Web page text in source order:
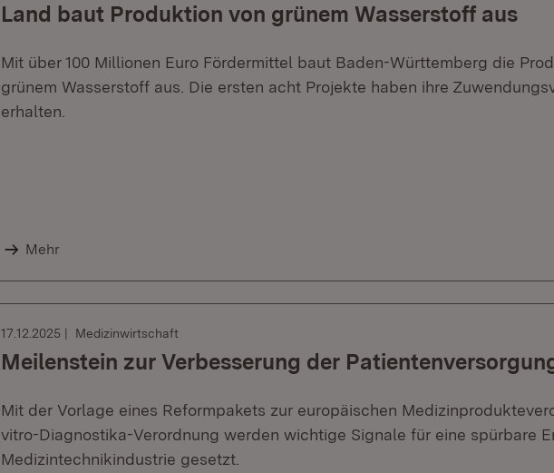
Land baut Produktion von grünem Wasserstoff aus
Mit über 100 Millionen Euro Fördermittel baut Baden-Württemberg die
grünem Wasserstoff aus. Die ersten acht Projekte haben ihre
erhalten.
Mehr
17.12.2025 Medizinwirtschaft
Meilenstein zur Verbesserung der
Mit der Vorlage eines Reformpakets zur europäischen
vitro-Diagnostika-Verordnung werden wichtige Signale für eine spürbare
Medizintechnikindustrie gesetzt.